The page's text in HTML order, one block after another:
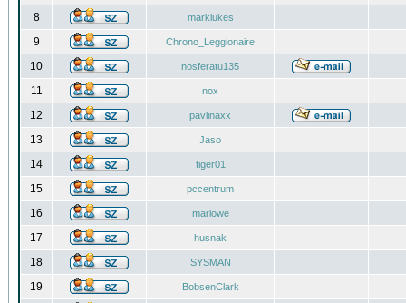
8 marklukes
9 Chrono_Leggionaire
10 nosferatu135
11 nox
12 pavlinaxx
13 Jaso
14 tiger01
15 pccentrum
16 marlowe
17 husnak
18 SYSMAN
19 BobsenClark